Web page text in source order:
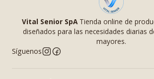
Vital Senior SpATienda online de
diseñados para las necesidades diarias
mayores.
Síguenos